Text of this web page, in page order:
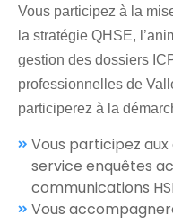
Vous participez à la
la stratégie QHSE,
gestion des dossiers
professionnelles de
participerez à la
Vous participez
service enquêtes
communications
Vous